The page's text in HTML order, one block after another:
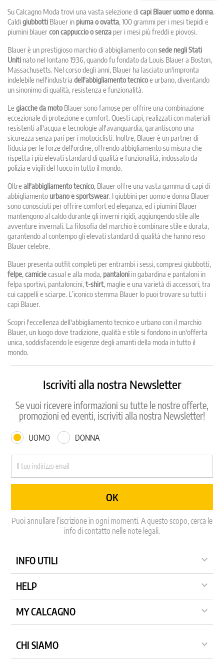
Su Calcagno Moda trovi una vasta selezione di capi Blauer uomo e donna.
Caldi giubbotti Blauer in piuma o ovatta, 100 grammi per i mesi tiepidi e
piumini blauercon cappuccio o senza per i mesi più freddi e piovosi.
Blauer è un prestigioso marchio di abbigliamento consede negli Stati
Uniti nato nel lontano 1936, quando fu fondato da Louis Blauer a Boston,
Massachusetts. Nel corso degli anni, Blauer ha lasciato un'impronta
indelebile nell'industria dell'abbigliamento tecnicoe urbano, diventando
un sinonimo di qualità, resistenza e funzionalità.
Le giacche da motoBlauer sono famose per offrire una combinazione
eccezionale di protezione e comfort. Questi capi, realizzati con materiali
resistenti all'acqua e tecnologie all'avanguardia, garantiscono una
sicurezza senza pari per i motociclisti. Inoltre, Blauer è un partner di
fiducia per le forze dell'ordine, offrendo abbigliamento su misura che
rispetta i più elevati standard di qualità e funzionalità, indossato da
polizia e vigili del fuoco in tutto il mondo.
Oltre all'abbigliamento tecnico, Blauer offre una vasta gamma di capi di
abbigliamento urbano e sportswear. I giubbini per uomo e donna Blauer
sono conosciuti per offrire comfort ed eleganza, ed i piumini Blauer
mantengono al caldo durante gli inverni rigidi, aggiungendo stile alle
avventure invernali. La filosofia del marchio è combinare stile e durata,
garantendo al contempo gli elevati standard di qualità che hanno reso
Blauer celebre.
Blauer presenta outfit completi per entrambi i sessi, compresi giubbotti,
felpe, camiciecasual e alla moda, pantaloni in gabardina e pantaloni in
felpa sportivi, pantaloncini, t-shirt, maglie e una varietà di accessori, tra
cui cappelli e sciarpe. L’iconico stemma Blauer lo puoi trovare su tutti i
capi Blauer.
Scopri l'eccellenza dell'abbigliamento tecnico e urbano con il marchio
Blauer, un luogo dove tradizione, qualità e stile si fondono in un'offerta
unica, soddisfacendo le esigenze degli amanti della moda in tutto il
mondo.
Iscriviti alla nostra Newsletter
Se vuoi ricevere informazioni su tutte le nostre offerte,
promozioni ed eventi, iscriviti alla nostra Newsletter!
UOMO DONNA
Puoi annullare l'iscrizione in ogni momenti. A questo scopo, cerca le
info di contatto nelle note legali.
INFO UTILI 
HELP 
MY CALCAGNO 
CHI SIAMO 